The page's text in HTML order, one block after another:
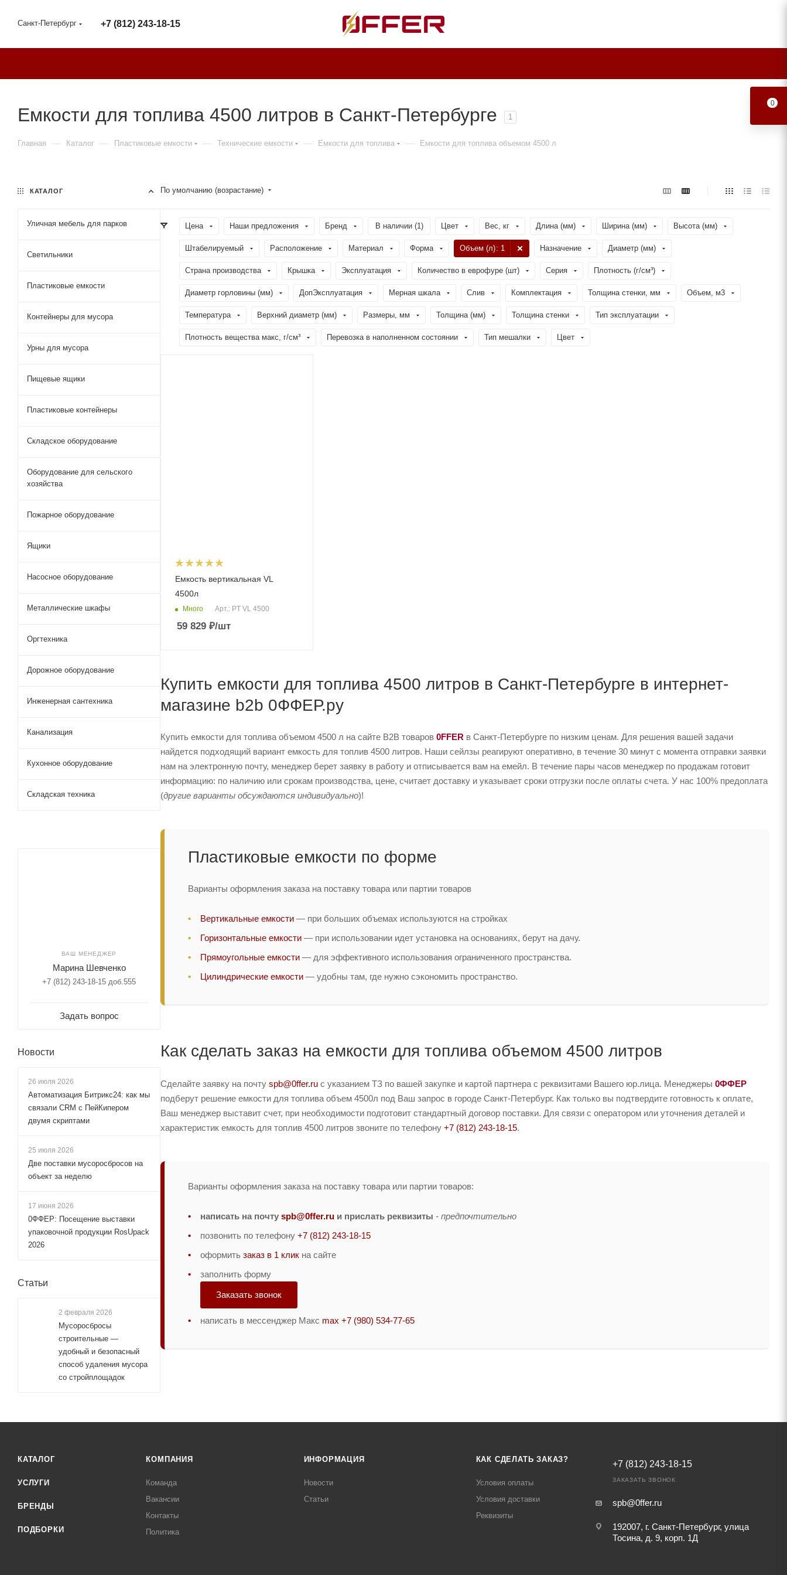
Санкт-Петербург +7 (812) 243-18-15
Емкости для топлива 4500 литров в Санкт-Петербурге 1
Главная — Каталог — Пластиковые емкости — Технические емкости — Емкости для топлива — Емкости для топлива объемом 4500 л
По умолчанию (возрастание)
Цена Наши предложения Бренд В наличии (1) Цвет Вес, кг Длина (мм) Ширина (мм) Высота (мм)
Штабелируемый Расположение Материал Форма Объем (л): 1 Назначение Диаметр (мм)
Страна производства Крышка Эксплуатация Количество в еврофуре (шт) Серия Плотность (г/см³)
Диаметр горловины (мм) ДопЭксплуатация Мерная шкала Слив Комплектация Толщина стенки, мм Объем, м3
Температура Верхний диаметр (мм) Размеры, мм Толщина (мм) Толщина стенки Тип эксплуатации
Плотность вещества макс, г/см³ Перевозка в наполненном состоянии Тип мешалки Цвет
Емкость вертикальная VL
4500л
Много Арт.: PT VL 4500
59 829 ₽/шт
Купить емкости для топлива 4500 литров в Санкт-Петербурге в интернет-
магазине b2b 0ФФЕР.ру
Купить емкости для топлива объемом 4500 л на сайте B2B товаров 0FFER в Санкт-Петербурге по низким ценам. Для решения вашей задачи
найдется подходящий вариант емкость для топлив 4500 литров. Наши сейлзы реагируют оперативно, в течение 30 минут с момента отправки заявки
нам на электронную почту, менеджер берет заявку в работу и отписывается вам на емейл. В течение пары часов менеджер по продажам готовит
информацию: по наличию или срокам производства, цене, считает доставку и указывает сроки отгрузки после оплаты счета. У нас 100% предоплата
(другие варианты обсуждаются индивидуально)!
Пластиковые емкости по форме
Варианты оформления заказа на поставку товара или партии товаров
Вертикальные емкости — при больших объемах используются на стройках
Горизонтальные емкости — при использовании идет установка на основаниях, берут на дачу.
Прямоугольные емкости — для эффективного использования ограниченного пространства.
Цилиндрические емкости — удобны там, где нужно сэкономить пространство.
Как сделать заказ на емкости для топлива объемом 4500 литров
Сделайте заявку на почту spb@0ffer.ru с указанием ТЗ по вашей закупке и картой партнера с реквизитами Вашего юр.лица. Менеджеры 0ФФЕР
подберут решение емкости для топлива объем 4500л под Ваш запрос в городе Санкт-Петербург. Как только вы подтвердите готовность к оплате,
Ваш менеджер выставит счет, при необходимости подготовит стандартный договор поставки. Для связи с оператором или уточнения деталей и
характеристик емкость для топлив 4500 литров звоните по телефону +7 (812) 243-18-15.
Варианты оформления заказа на поставку товара или партии товаров:
написать на почту spb@0ffer.ru и прислать реквизиты - предпочтительно
позвонить по телефону +7 (812) 243-18-15
оформить заказ в 1 клик на сайте
заполнить форму
Заказать звонок
написать в мессенджер Макс max +7 (980) 534-77-65
КАТАЛОГ
Уличная мебель для парков
Светильники
Пластиковые емкости
Контейнеры для мусора
Урны для мусора
Пищевые ящики
Пластиковые контейнеры
Складское оборудование
Оборудование для сельского
хозяйства
Пожарное оборудование
Ящики
Насосное оборудование
Металлические шкафы
Оргтехника
Дорожное оборудование
Инженерная сантехника
Канализация
Кухонное оборудование
Складская техника
ВАШ МЕНЕДЖЕР
Марина Шевченко
+7 (812) 243-18-15 доб.555
Задать вопрос
Новости
26 июля 2026
Автоматизация Битрикс24: как мы
связали CRM с ПейКипером
двумя скриптами
25 июля 2026
Две поставки мусоросбросов на
объект за неделю
17 июня 2026
0ФФЕР: Посещение выставки
упаковочной продукции RosUpack
2026
Статьи
2 февраля 2026
Мусоросбросы
строительные —
удобный и безопасный
способ удаления мусора
со стройплощадок
КАТАЛОГ
УСЛУГИ
БРЕНДЫ
ПОДБОРКИ
КОМПАНИЯ
Команда
Вакансии
Контакты
Политика
ИНФОРМАЦИЯ
Новости
Статьи
КАК СДЕЛАТЬ ЗАКАЗ?
Условия оплаты
Условия доставки
Реквизиты
+7 (812) 243-18-15
ЗАКАЗАТЬ ЗВОНОК
spb@0ffer.ru
192007, г. Санкт-Петербург, улица
Тосина, д. 9, корп. 1Д
0